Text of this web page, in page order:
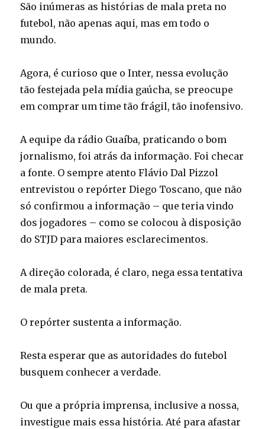
São inúmeras as histórias de mala preta no
futebol, não apenas aqui, mas em todo o
mundo.
Agora, é curioso que o Inter, nessa evolução
tão festejada pela mídia gaúcha, se preocupe
em comprar um time tão frágil, tão inofensivo.
A equipe da rádio Guaíba, praticando o bom
jornalismo, foi atrás da informação. Foi checar
a fonte. O sempre atento Flávio Dal Pizzol
entrevistou o repórter Diego Toscano, que não
só confirmou a informação – que teria vindo
dos jogadores – como se colocou à disposição
do STJD para maiores esclarecimentos.
A direção colorada, é claro, nega essa tentativa
de mala preta.
O repórter sustenta a informação.
Resta esperar que as autoridades do futebol
busquem conhecer a verdade.
Ou que a própria imprensa, inclusive a nossa,
investigue mais essa história. Até para afastar